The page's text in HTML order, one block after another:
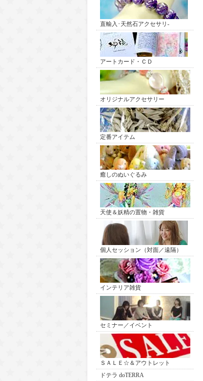
直輸入･天然石アクセサリ-
アートカード・ＣＤ
オリジナルアクセサリー
定番アイテム
癒しのぬいぐるみ
天使＆妖精の置物・雑貨
個人セッション（対面／遠隔）
インテリア雑貨
セミナー／イベント
ＳＡＬＥ☆＆アウトレット
ドテラ doTERRA